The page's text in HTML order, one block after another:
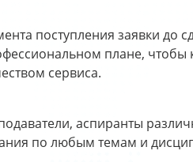
поступления заявки до
плане, чтобы
сервиса.
аспиранты
по любым темам и